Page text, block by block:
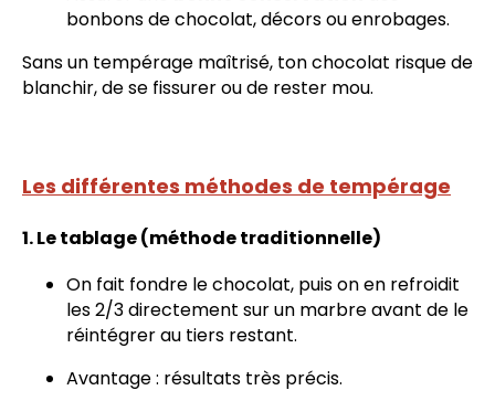
bonbons de chocolat, décors ou enrobages.
Sans un tempérage maîtrisé, ton chocolat risque de
blanchir, de se fissurer ou de rester mou.
Les différentes méthodes de tempérage
1. Le tablage (méthode traditionnelle)
On fait fondre le chocolat, puis on en refroidit
les 2/3 directement sur un marbre avant de le
réintégrer au tiers restant.
Avantage : résultats très précis.